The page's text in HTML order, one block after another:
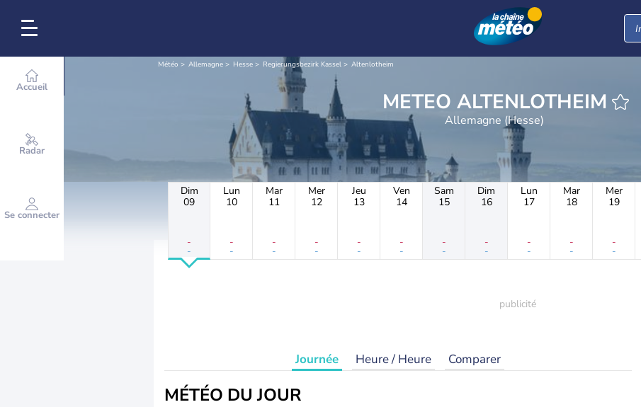
Accueil
Radar
Se connecter
Météo Allemagne Hesse Regierungsbezirk Kassel Altenlotheim
METEO ALTENLOTHEIM
Allemagne (Hesse)
Dim
09
-
-
Lun
10
-
-
Mar
11
-
-
Mer
12
-
-
Jeu
13
-
-
Ven
14
-
-
Sam
15
-
-
Dim
16
-
-
Lun
17
-
-
Mar
18
-
-
Mer
19
-
-
Journée Heure / Heure Comparer
MÉTÉO DU JOUR